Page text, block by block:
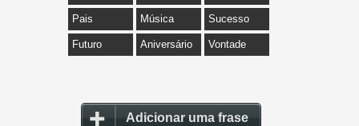
Pais Música Sucesso
Futuro Aniversário Vontade
Adicionar uma frase